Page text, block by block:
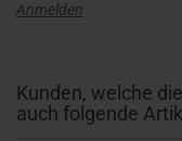
Anmelden
Kunden, welche
auch folgende